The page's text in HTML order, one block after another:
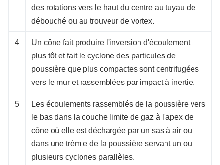
des rotations vers le haut du centre au tuyau de
débouché ou au trouveur de vortex.
4
Un cône fait produire l'inversion d'écoulement
plus tôt et fait le cyclone des particules de
poussière que plus compactes sont centrifugées
vers le mur et rassemblées par impact à inertie.
5
Les écoulements rassemblés de la poussière vers
le bas dans la couche limite de gaz à l'apex de
cône où elle est déchargée par un sas à air ou
dans une trémie de la poussière servant un ou
plusieurs cyclones parallèles.